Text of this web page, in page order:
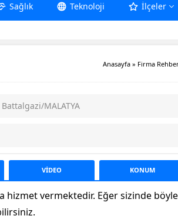
Sağlık Teknoloji İlçeler
Anasayfa » Firma
MALATYA
VİDEO KONUM
hizmet vermektedir. Eğer sizinde